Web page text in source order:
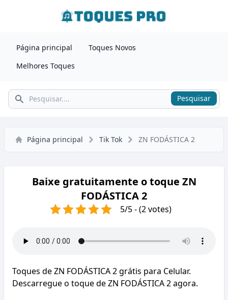
Página principal
Toques Novos
Melhores Toques
Pesquisar Pesquisar
Página principal Tik Tok ZN FODÁSTICA 2
Baixe gratuitamente o toque ZN
FODÁSTICA 2
5/5 - (2 votes)
Toques de ZN FODÁSTICA 2 grátis para Celular.
Descarregue o toque de ZN FODÁSTICA 2 agora.